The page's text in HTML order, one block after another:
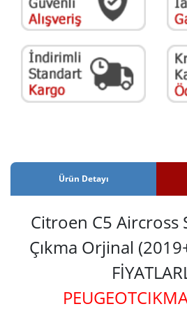
Ürün Detayı
Citroen C5 Aircross
Çıkma Orjinal